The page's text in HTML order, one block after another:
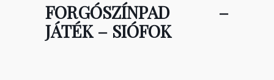
FORGÓSZÍNPAD –
JÁTÉK – SIÓFOK